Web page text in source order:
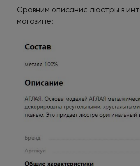
Сравним описание люстры в
магазине: